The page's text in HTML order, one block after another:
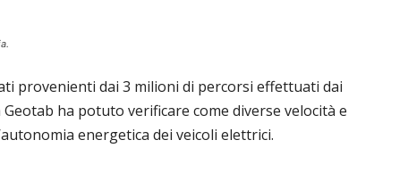
provenienti dai 3 milioni di percorsi effettuati dai
ha potuto verificare come diverse velocità e
energetica dei veicoli elettrici.